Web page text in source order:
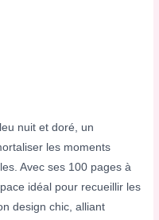
nuit et doré, un
les moments
Avec ses 100 pages à
idéal pour recueillir les
design chic, alliant